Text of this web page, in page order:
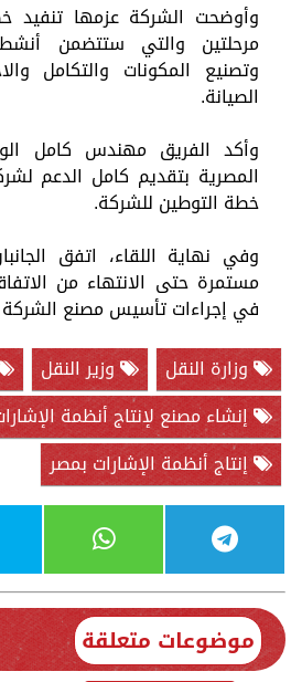
وأوضحت الشركة عزمها تنفيد
مرحلتين والتي ستتضمن
وتصنيع المكونات والتكامل
الصيانة.
وأكد الفريق مهندس كامل
المصرية بتقديم كامل الدعم
خطة التوطين للشركة.
وفي نهاية اللقاء، اتفق
مستمرة حتى الانتهاء من
في إجراءات تأسيس مصنع
وزارة النقل
وزير النقل
إنشاء مصنع لإنتاج أنظمة
إنتاج أنظمة الإشارات بمصر
موضوعات متعلقة